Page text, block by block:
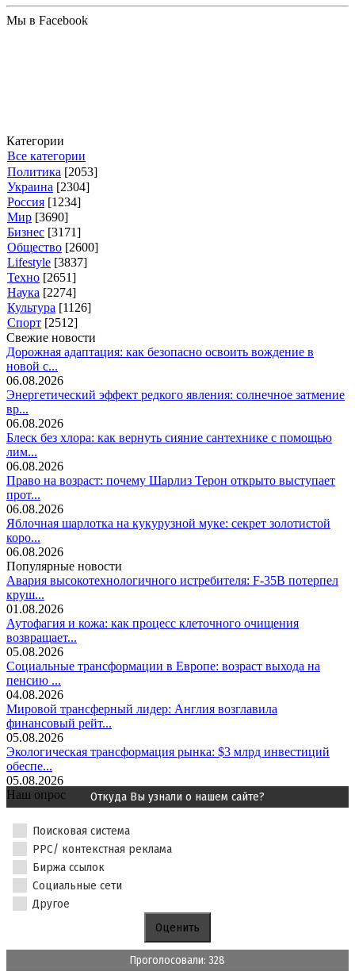
Мы в Facebook
Категории
Все категории
Политика [2053]
Украина [2304]
Россия [1234]
Мир [3690]
Бизнес [3171]
Общество [2600]
Lifestyle [3837]
Техно [2651]
Наука [2274]
Культура [1126]
Спорт [2512]
Свежие новости
Дорожная адаптация: как безопасно освоить вождение в
новой с...
06.08.2026
Энергетический эффект редкого явления: солнечное затмение
вр...
06.08.2026
Блеск без хлора: как вернуть сияние сантехнике с помощью
лим...
06.08.2026
Право на возраст: почему Шарлиз Терон открыто выступает
прот...
06.08.2026
Яблочная шарлотка на кукурузной муке: секрет золотистой
коро...
06.08.2026
Популярные новости
Авария высокотехнологичного истребителя: F-35B потерпел
круш...
01.08.2026
Аутофагия и кожа: как процесс клеточного очищения
возвращает...
05.08.2026
Социальные трансформации в Европе: возраст выхода на
пенсию ...
04.08.2026
Мировой трансферный лидер: Англия возглавила
финансовый рейт...
05.08.2026
Экологическая трансформация рынка: $3 млрд инвестиций
обеспе...
05.08.2026
Наш опрос
Откуда Вы узнали о нашем сайте?
Поисковая система
PPC/ контекстная реклама
Биржа ссылок
Социальные сети
Другое
Проголосовали: 328